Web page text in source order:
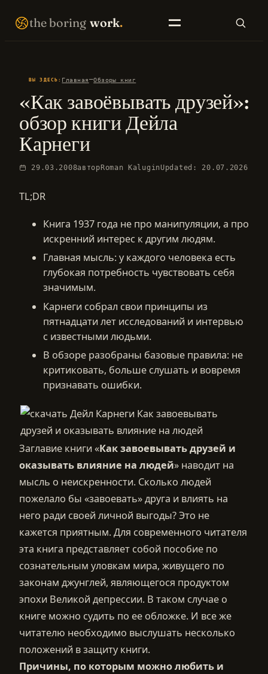
THE BORING WORK · SELF-IMPROVEMENT THAT COMPOUNDS · EST. 2007 · NO FIREWORKS ·
the boring work.
EN LIBRARY RU LIBRARY
ВЫ ЗДЕСЬ: Главная—Обзоры книг
«Как завоёвывать друзей»:
обзор книги Дейла
Карнеги
29.03.2008автор Roman Kalugin Updated: 20.07.2026
TL;DR
Книга 1937 года не про манипуляции, а про
искренний интерес к другим людям.
Главная мысль: у каждого человека есть
глубокая потребность чувствовать себя
значимым.
Карнеги собрал свои принципы из
пятнадцати лет исследований и интервью
с известными людьми.
В обзоре разобраны базовые правила: не
критиковать, больше слушать и вовремя
признавать ошибки.
Заглавие книги «Как завоевывать друзей и
оказывать влияние на людей» наводит на
мысль о неискренности. Сколько людей
пожелало бы «завоевать» друга и влиять на
него ради своей личной выгоды? Это не
кажется приятным. Для современного читателя
эта книга представляет собой пособие по
сознательным уловкам мира, живущего по
законам джунглей, являющегося продуктом
эпохи Великой депрессии. В таком случае о
книге можно судить по ее обложке. И все же
читателю необходимо выслушать несколько
положений в защиту книги.
Причины, по которым можно любить и